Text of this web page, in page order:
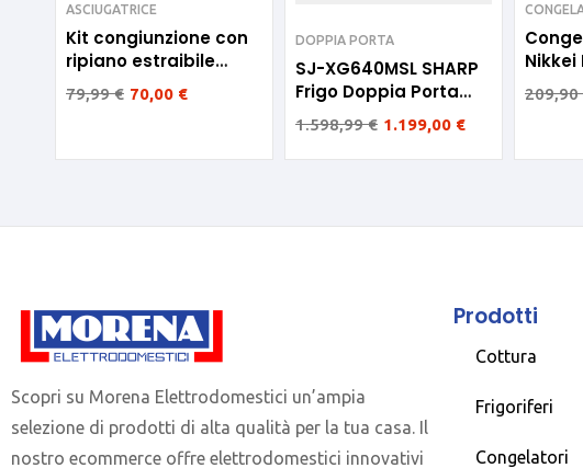
ASCIUGATRICE
Kit congiunzione con
ripiano estraibile
Electrolux
79,99€ 70,00 €
DOPPIA PORTA
SJ-XG640MSL SHARP
Frigo Doppia Porta
Inverter Inox 510litri E
82cm
1.598,99€ 1.199,00 €
Nikkei
NKS75
209,90
Scopri su Morena Elettrodomestici un’ampia
selezione di prodotti di alta qualità per la tua casa. Il
nostro ecommerce offre elettrodomestici innovativi
Prodotti
Cottura
Frigoriferi
Congelatori